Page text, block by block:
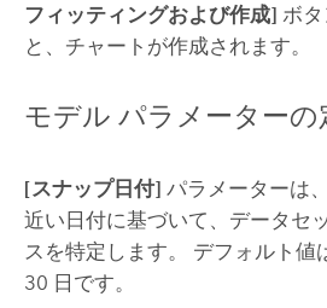
フィッティングおよび作成] ボ
と、チャートが作成されます。
モデル パラメーターの
[スナップ日付] パラメーターは
近い日付に基づいて、データセ
スを特定します。 デフォルト値
30 日です。